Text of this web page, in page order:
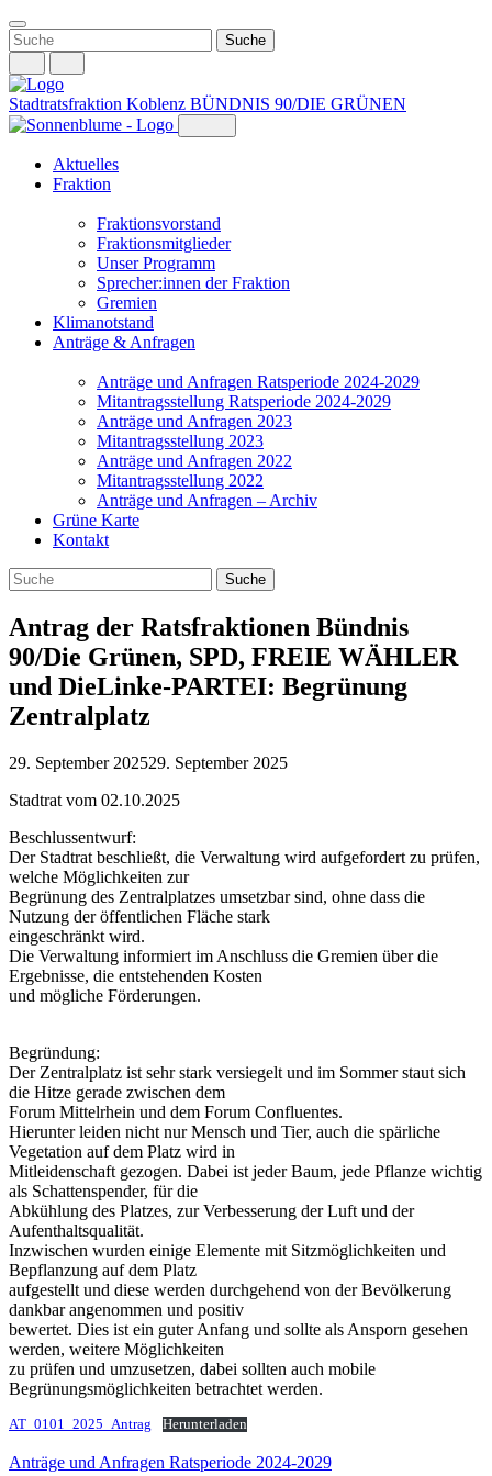
Weiter
zum
Inhalt
Stadtratsfraktion Koblenz BÜNDNIS 90/DIE GRÜNEN
Aktuelles
Fraktion
Fraktionsvorstand
Fraktionsmitglieder
Unser Programm
Sprecher:innen der Fraktion
Gremien
Klimanotstand
Anträge & Anfragen
Anträge und Anfragen Ratsperiode 2024-2029
Mitantragsstellung Ratsperiode 2024-2029
Anträge und Anfragen 2023
Mitantragsstellung 2023
Anträge und Anfragen 2022
Mitantragsstellung 2022
Anträge und Anfragen – Archiv
Grüne Karte
Kontakt
Antrag der Ratsfraktionen Bündnis
90/Die Grünen, SPD, FREIE WÄHLER
und DieLinke-PARTEI: Begrünung
Zentralplatz
29. September 202529. September 2025
Stadtrat vom 02.10.2025
Beschlussentwurf:
Der Stadtrat beschließt, die Verwaltung wird aufgefordert zu prüfen,
welche Möglichkeiten zur
Begrünung des Zentralplatzes umsetzbar sind, ohne dass die
Nutzung der öffentlichen Fläche stark
eingeschränkt wird.
Die Verwaltung informiert im Anschluss die Gremien über die
Ergebnisse, die entstehenden Kosten
und mögliche Förderungen.
Begründung:
Der Zentralplatz ist sehr stark versiegelt und im Sommer staut sich
die Hitze gerade zwischen dem
Forum Mittelrhein und dem Forum Confluentes.
Hierunter leiden nicht nur Mensch und Tier, auch die spärliche
Vegetation auf dem Platz wird in
Mitleidenschaft gezogen. Dabei ist jeder Baum, jede Pflanze wichtig
als Schattenspender, für die
Abkühlung des Platzes, zur Verbesserung der Luft und der
Aufenthaltsqualität.
Inzwischen wurden einige Elemente mit Sitzmöglichkeiten und
Bepflanzung auf dem Platz
aufgestellt und diese werden durchgehend von der Bevölkerung
dankbar angenommen und positiv
bewertet. Dies ist ein guter Anfang und sollte als Ansporn gesehen
werden, weitere Möglichkeiten
zu prüfen und umzusetzen, dabei sollten auch mobile
Begrünungsmöglichkeiten betrachtet werden.
AT_0101_2025_Antrag Herunterladen
Anträge und Anfragen Ratsperiode 2024-2029